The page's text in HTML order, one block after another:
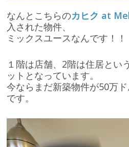
なんとこちらのカヒク at
入された物件、
ミックスユースなんです！！
１階は店舗、2階は住居とい
ットとなっています。
今ならまだ新築物件が50万
です。